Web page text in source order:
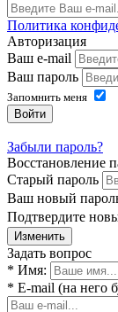
Политика
Авторизация
Ваш e-mail
Ваш пароль
Запомнить меня
Войти
Забыли пароль?
Восстановление
Старый пароль
Ваш новый
Подтвердите
Изменить
Задать вопрос
* Имя:
* E-mail (на него